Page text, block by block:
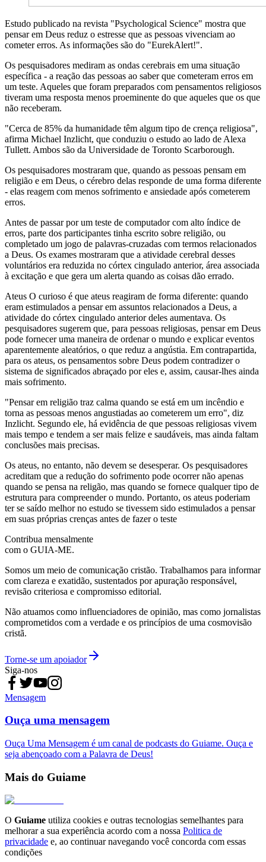
Estudo publicado na revista "Psychological Science" mostra que
pensar em Deus reduz o estresse que as pessoas vivenciam ao
cometer erros. As informações são do "EurekAlert!".
Os pesquisadores mediram as ondas cerebrais em uma situação
específica - a reação das pessoas ao saber que cometeram erros em
um teste. Aqueles que foram preparados com pensamentos religiosos
tiveram uma resposta menos proeminente do que aqueles que os que
não receberam.
"Cerca de 85% da humanidade têm algum tipo de crença religiosa",
afirma Michael Inzlicht, que conduziu o estudo ao lado de Alexa
Tullett. Ambos são da Universidade de Toronto Scarborough.
Os pesquisadores mostraram que, quando as pessoas pensam em
religião e em Deus, o cérebro delas responde de uma forma diferente
- elas reagem com menos sofrimento e ansiedade após cometerem
erros.
Antes de passar por um teste de computador com alto índice de
erros, parte dos participantes tinha escrito sobre religião, ou
completado um jogo de palavras-cruzadas com termos relacionados
a Deus. Os exames mostraram que a atividade cerebral desses
voluntários era reduzida no córtex cingulado anterior, área associada
à excitação e que gera um alerta quando as coisas dão errado.
Ateus O curioso é que ateus reagiram de forma diferente: quando
eram estimulados a pensar em assuntos relacionados a Deus, a
atividade do córtex cingulado anterior deles aumentava. Os
pesquisadores sugerem que, para pessoas religiosas, pensar em Deus
pode fornecer uma maneira de ordenar o mundo e explicar eventos
aparentemente aleatórios, o que reduz a angústia. Em contrapartida,
para os ateus, os pensamentos sobre Deus podem contradizer o
sistema de significados abraçado por eles e, assim, causar-lhes ainda
mais sofrimento.
"Pensar em religião traz calma quando se está em um incêndio e
torna as pessoas menos angustiadas ao cometerem um erro", diz
Inzlicht. Segundo ele, há evidência de que pessoas religiosas vivem
mais tempo e tendem a ser mais felize e saudáveis, mas ainda faltam
conclusões mais precisas.
Os ateus, no entanto, não devem se desesperar. Os pesquisadores
acreditam que a redução do sofrimento pode ocorrer não apenas
quando se pensa na religão, mas quando se fornece qualquer tipo de
estrutura para compreender o mundo. Portanto, os ateus poderiam
ter se saído melhor no estudo se tivessem sido estimulados a pensar
em suas próprias crenças antes de fazer o teste
Contribua mensalmente
com o GUIA-ME.
Somos um meio de comunicação cristão. Trabalhamos para informar
com clareza e exatidão, sustentados por apuração responsável,
revisão criteriosa e compromisso editorial.
Não atuamos como influenciadores de opinião, mas como jornalistas
comprometidos com a verdade e os princípios de uma cosmovisão
cristã.
Torne-se um apoiador
Siga-nos
Mensagem
Ouça uma mensagem
Ouça Uma Mensagem é um canal de podcasts do Guiame. Ouça e
seja abençoado com a Palavra de Deus!
Mais do Guiame
O Guiame utiliza cookies e outras tecnologias semelhantes para
melhorar a sua experiência acordo com a nossa Politica de
privacidade e, ao continuar navegando você concorda com essas
condições